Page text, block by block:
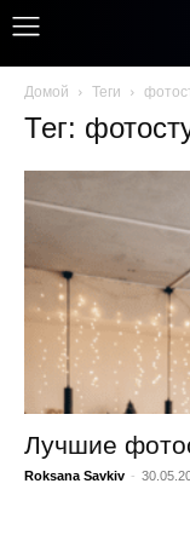
Домой Теги
Тег:
Лучшие
Roksana Savkiv -